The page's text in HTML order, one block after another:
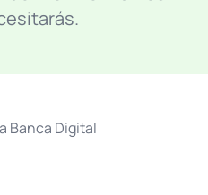
Banca Digital